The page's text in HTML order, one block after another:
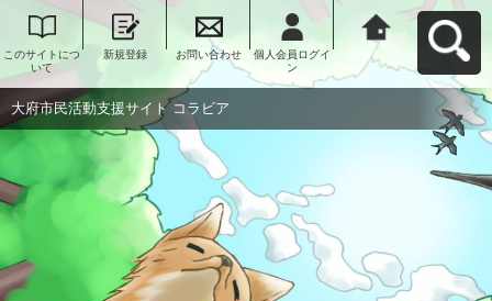
このサイトにつ
いて
新規登録 お問い合わせ
個人会員ログイ
ン
大府市民活動支
援サイト コラビ
アへ戻る
大府市民活動支援サイト コラビア